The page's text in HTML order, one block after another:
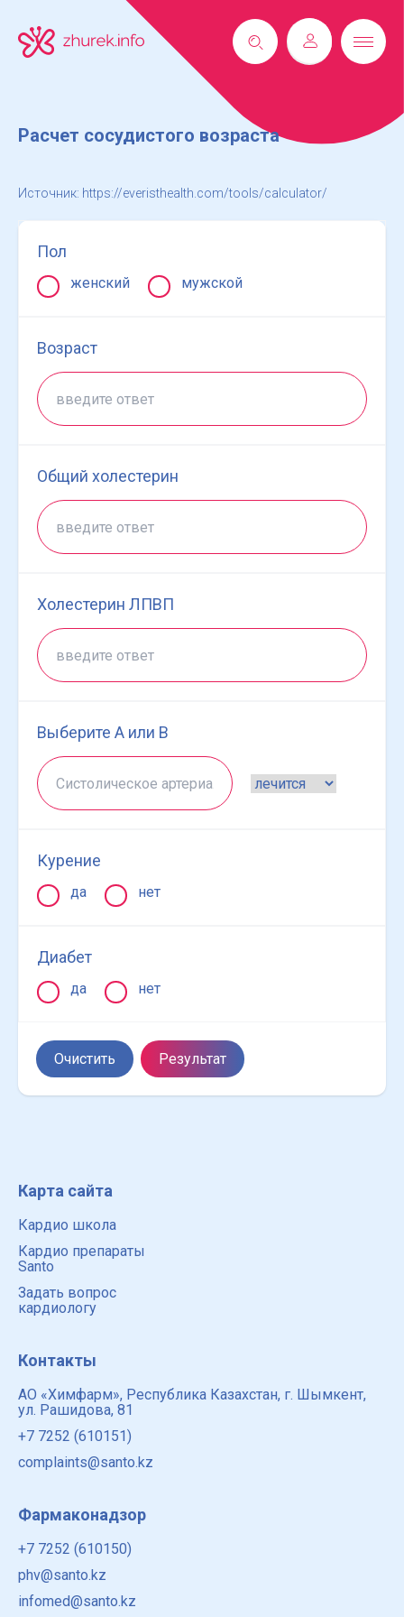
Расчет сосудистого возраста
Источник: https://everisthealth.com/tools/calculator/
Пол
женский мужской
Возраст
Общий холестерин
Холестерин ЛПВП
Выберите A или B
Курение
да нет
Диабет
да нет
Очистить Результат
Карта сайта
Кардио школа
Кардио препараты
Santo
Задать вопрос
кардиологу
Контакты
АО «Химфарм», Республика Казахстан, г. Шымкент,
ул. Рашидова, 81
+7 7252 (610151)
complaints@santo.kz
Фармаконадзор
+7 7252 (610150)
phv@santo.kz
infomed@santo.kz